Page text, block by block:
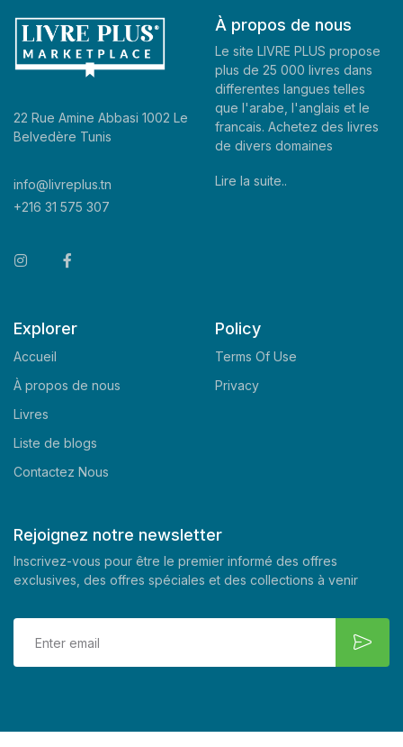
22 Rue Amine Abbasi 1002 Le
Belvedère Tunis
info@livreplus.tn
+216 31 575 307
À propos de nous
Le site LIVRE PLUS propose
plus de 25 000 livres dans
differentes langues telles
que l'arabe, l'anglais et le
francais. Achetez des livres
de divers domaines
Lire la suite..
Explorer
Accueil
À propos de nous
Livres
Liste de blogs
Contactez Nous
Policy
Terms Of Use
Privacy
Rejoignez notre newsletter
Inscrivez-vous pour être le premier informé des offres
exclusives, des offres spéciales et des collections à venir